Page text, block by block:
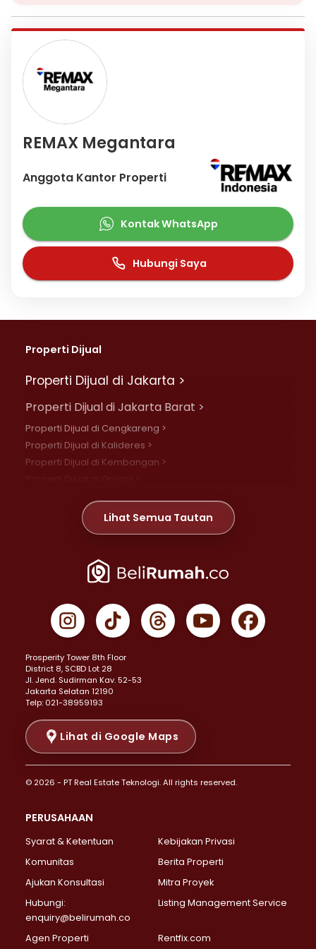
- Airbnb / villa rental
- Rumah tinggal
- Passive income property
Properti siap huni dan siap disewakan. Untuk informasi lengkap
dan jadwal survey, silakan hubungi kami.
REMAX Megantara
Anggota Kantor Properti
Kontak WhatsApp
Hubungi Saya
Properti Dijual
Properti Dijual di Jakarta >
Properti Dijual di Jakarta Barat >
Properti Dijual di Cengkareng >
Properti Dijual di Kalideres >
Properti Dijual di Kembangan >
Properti Dijual di Meruya >
Properti Dijual di Jelambar >
Properti Dijual di Jakarta Pusat >
Properti Dijual di Gambir >
Properti Dijual di Johar Baru >
Properti Dijual di Menteng >
Properti Dijual di Senen >
Properti Dijual di Tanah Abang >
Properti Dijual di Cikini >
Properti Dijual di Kramat >
Properti Dijual di Pasar Baru >
Properti Dijual di Bendungan Hilir >
Properti Dijual di Jakarta Selatan >
Properti Dijual di Lebak Bulus >
Properti Dijual di Gandaria Selatan >
Properti Dijual di Pondok Labu >
Properti Dijual di Lenteng Agung >
Properti Dijual di Senayan >
Properti Dijual di Pondok Pinang >
Lihat Semua Tautan
Prosperity Tower 8th Floor
District 8, SCBD Lot 28
JI. Jend. Sudirman Kav. 52-53
Jakarta Selatan 12190
Telp: 021-38959193
Lihat di Google Maps
© 2026 - PT Real Estate Teknologi. All rights reserved.
PERUSAHAAN
Syarat & Ketentuan
Kebijakan Privasi
Komunitas
Berita Properti
Ajukan Konsultasi
Mitra Proyek
Hubungi:
enquiry@belirumah.co
Listing Management Service
Agen Properti Rentfix.com